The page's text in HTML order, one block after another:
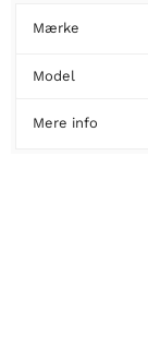
Mærke
Model
Mere info